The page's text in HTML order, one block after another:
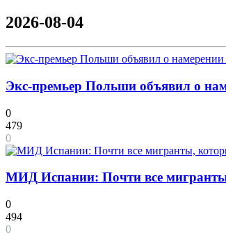
2026-08-04
Экс-премьер Польши объявил о
0
479
0
МИД Испании: Почти все
0
494
0